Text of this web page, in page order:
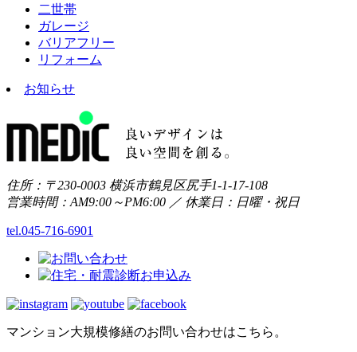
二世帯
ガレージ
バリアフリー
リフォーム
お知らせ
住所：〒230-0003 横浜市鶴見区尻手1-1-17-108
営業時間：AM9:00～PM6:00 ／ 休業日：日曜・祝日
tel.045-716-6901
マンション大規模修繕のお問い合わせはこちら。